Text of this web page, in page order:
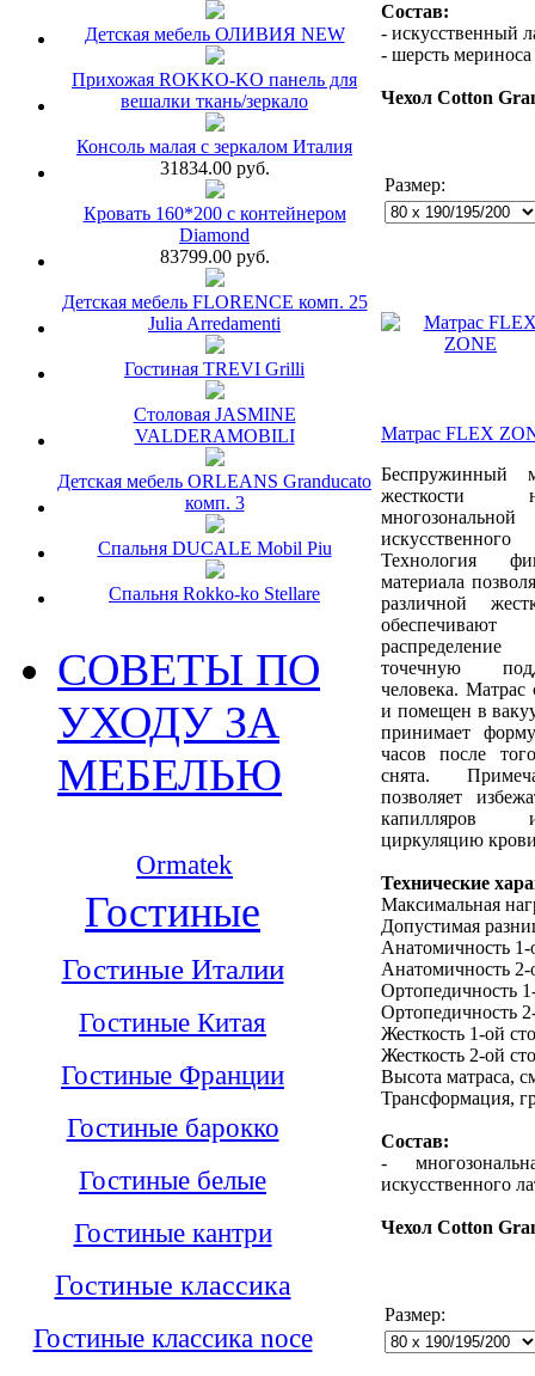
Детская мебель ОЛИВИЯ NEW
Прихожая ROKKO-KO панель для
вешалки ткань/зеркало
Консоль малая с зеркалом Италия
31834.00 руб.
Кровать 160*200 с контейнером
Diamond
83799.00 руб.
Детская мебель FLORENCE комп. 25
Julia Arredamenti
Гостиная TREVI Grilli
Столовая JASMINE
VALDERAMOBILI
Детская мебель ORLEANS Granducato
комп. 3
Спальня DUCALE Mobil Piu
Спальня Rokko-ko Stellare
СОВЕТЫ ПО
УХОДУ ЗА
МЕБЕЛЬЮ
Ormatek
Гостиные
Гостиные Италии
Гостиные Китая
Гостиные Франции
Гостиные барокко
Гостиные белые
Гостиные кантри
Гостиные классика
Гостиные классика noce
Состав:
- искусственный
- шерсть мериноса
Чехол Cotton
Размер:
Матрас FLEX
Беспружинный
жесткости
Технология
материала
различной
обеспечивают
точечную
человека. Матрас
и помещен в
принимает
часов после
снята.
позволяет
капилляров
циркуляцию
Технические
Максимальная
Допустимая
Анатомичность
Анатомичность
Ортопедичность
Ортопедичность
Жесткость 1-ой
Жесткость 2-ой
Высота матраса,
Трансформация,
Состав:
-
искусственного
Чехол Cotton
Размер: